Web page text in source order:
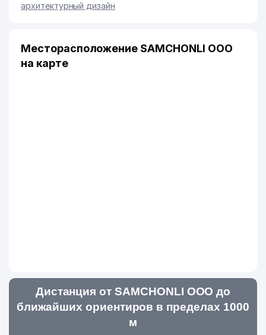
архитектурный дизайн
Месторасположение SAMCHONLI ООО
на карте
Дистанция от SAMCHONLI ООО до
ближайших ориентиров в пределах 1000
м